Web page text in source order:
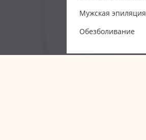
Мужская эпиляция
Обезболивание